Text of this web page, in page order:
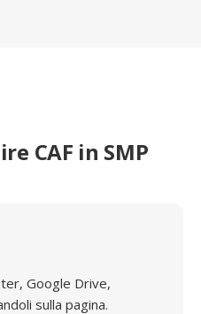
CAF in SMP
Google Drive,
sulla pagina.